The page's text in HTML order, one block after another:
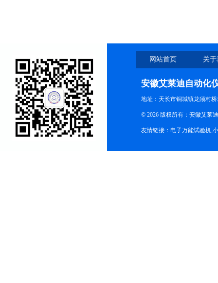
网站首页 关
安徽艾莱迪自动化
地址：天长市铜城镇龙须村
© 2026 版权所有：安徽艾莱
友情链接： 电子万能试验机,